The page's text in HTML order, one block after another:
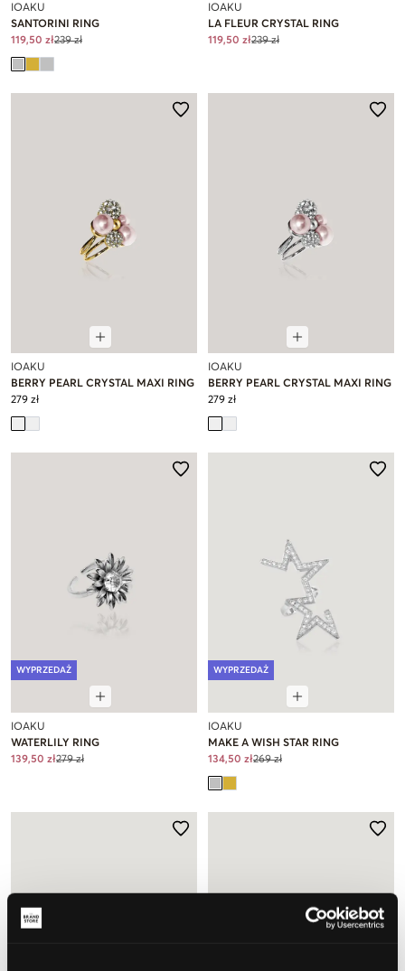
IOAKU
SANTORINI RING
119,50 zł239 zł
IOAKU
LA FLEUR CRYSTAL RING
119,50 zł239 zł
IOAKU
BERRY PEARL CRYSTAL MAXI RING
279 zł
IOAKU
BERRY PEARL CRYSTAL MAXI RING
279 zł
WYPRZEDAŻ
IOAKU
WATERLILY RING
139,50 zł279 zł
WYPRZEDAŻ
IOAKU
MAKE A WISH STAR RING
134,50 zł269 zł